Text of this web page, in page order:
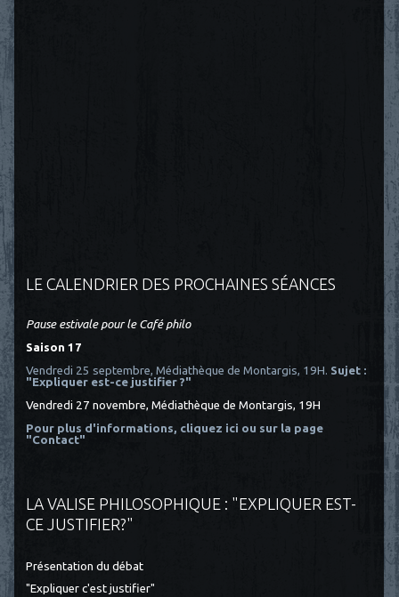
LE CALENDRIER DES PROCHAINES SÉANCES
Pause estivale pour le Café philo
Saison 17
Vendredi 25 septembre, Médiathèque de Montargis, 19H. Sujet :
"Expliquer est-ce justifier ?"
Vendredi 27 novembre, Médiathèque de Montargis, 19H
Pour plus d'informations, cliquez ici ou sur la page
"Contact"
LA VALISE PHILOSOPHIQUE : "EXPLIQUER EST-
CE JUSTIFIER?"
Présentation du débat
"Expliquer c'est justifier"